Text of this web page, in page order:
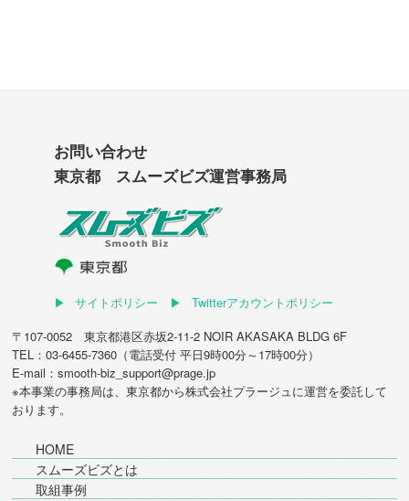
お問い合わせ
東京都 スムーズビズ運営事務局
サイトポリシー
Twitterアカウントポリシー
〒107-0052 東京都港区赤坂2-11-2 NOIR AKASAKA BLDG 6F
TEL：03-6455-7360（電話受付 平日9時00分～17時00分）
E-mail：smooth-biz_support@prage.jp
※本事業の事務局は、東京都から株式会社プラージュに運営を委託して
おります。
HOME
スムーズビズとは
取組事例